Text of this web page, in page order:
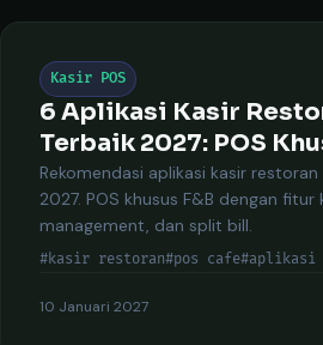
Kasir POS
6 Aplikasi Kasir
Terbaik 2027: POS
Rekomendasi aplikasi kasir
2027. POS khusus F&B dengan
management, dan split bill.
#kasir restoran#pos cafe#aplikasi
10 Januari 2027